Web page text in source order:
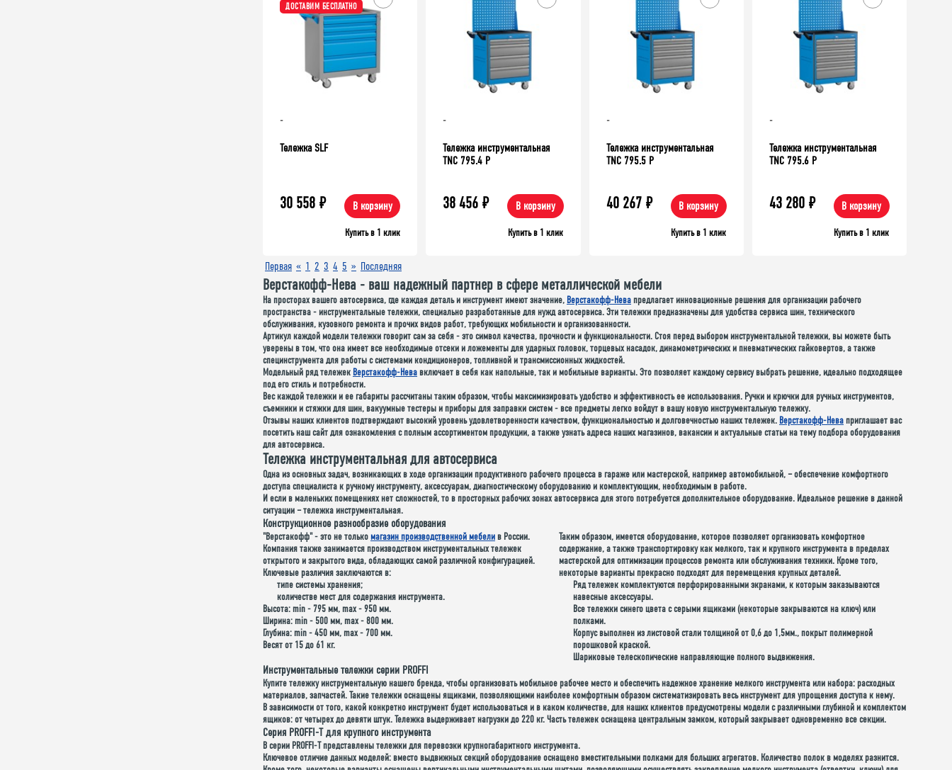
ДОСТАВИМ БЕСПЛАТНО
-
Тележка SLF
30 558 ₽ В корзину
Купить в 1 клик
-
Тележка инструментальная
TNC 795.4 P
38 456 ₽ В корзину
Купить в 1 клик
-
Тележка инструментальная
TNC 795.5 P
40 267 ₽ В корзину
Купить в 1 клик
-
Тележка инструментальная
TNC 795.6 P
43 280 ₽ В корзину
Купить в 1 клик
Первая « 1 2 3 4 5 » Последняя
Верстакофф-Нева - ваш надежный партнер в сфере металлической мебели
На просторах вашего автосервиса, где каждая деталь и инструмент имеют значение, Верстакофф-Невапредлагает инновационные решения для организации рабочего
пространства - инструментальные тележки, специально разработанные для нужд автосервиса. Эти тележки предназначены для удобства сервиса шин, технического
обслуживания, кузовного ремонта и прочих видов работ, требующих мобильности и организованности.
Артикул каждой модели тележки говорит сам за себя - это символ качества, прочности и функциональности. Стоя перед выбором инструментальной тележки, вы можете быть
уверены в том, что она имеет все необходимые отсеки и ложементы для ударных головок, торцевых насадок, динамометрических и пневматических гайковертов, а также
специнструмента для работы с системами кондиционеров, топливной и трансмиссионных жидкостей.
Модельный ряд тележек Верстакофф-Невавключает в себя как напольные, так и мобильные варианты. Это позволяет каждому сервису выбрать решение, идеально подходящее
под его стиль и потребности.
Вес каждой тележки и ее габариты рассчитаны таким образом, чтобы максимизировать удобство и эффективность ее использования. Ручки и крючки для ручных инструментов,
съемники и стяжки для шин, вакуумные тестеры и приборы для заправки систем - все предметы легко войдут в вашу новую инструментальную тележку.
Отзывы наших клиентов подтверждают высокий уровень удовлетворенности качеством, функциональностью и долговечностью наших тележек. Верстакофф-Неваприглашает вас
посетить наш сайт для ознакомления с полным ассортиментом продукции, а также узнать адреса наших магазинов, вакансии и актуальные статьи на тему подбора оборудования
для автосервиса.
Тележка инструментальная для автосервиса
Одна из основных задач, возникающих в ходе организации продуктивного рабочего процесса в гараже или мастерской, например автомобильной, – обеспечение комфортного
доступа специалиста к ручному инструменту, аксессуарам, диагностическому оборудованию и комплектующим, необходимым в работе.
И если в маленьких помещениях нет сложностей, то в просторных рабочих зонах автосервиса для этого потребуется дополнительное оборудование. Идеальное решение в данной
ситуации – тележка инструментальная.
Конструкционное разнообразие оборудования
"Верстакофф" - это не толькомагазин производственной мебелив России.
Компания также занимается производством инструментальных тележек
открытого и закрытого вида, обладающих самой различной конфигурацией.
Ключевые различия заключаются в:
типе системы хранения;
количестве мест для содержания инструмента.
Высота: min - 795 мм, max - 950 мм.
Ширина: min - 500 мм, max - 800 мм.
Глубина: min - 450 мм, max - 700 мм.
Весят от 15 до 61 кг.
Таким образом, имеется оборудование, которое позволяет организовать комфортное
содержание, а также транспортировку как мелкого, так и крупного инструмента в пределах
мастерской для оптимизации процессов ремонта или обслуживания техники. Кроме того,
некоторые варианты прекрасно подходят для перемещения крупных деталей.
Ряд тележек комплектуются перфорированными экранами, к которым заказываются
навесные аксессуары.
Все тележки синего цвета с серыми ящиками (некоторые закрываются на ключ) или
полками.
Корпус выполнен из листовой стали толщиной от 0,6 до 1,5мм., покрыт полимерной
порошковой краской.
Шариковые телескопические направляющие полного выдвижения.
Инструментальные тележки серии PROFFI
Купите тележку инструментальную нашего бренда, чтобы организовать мобильное рабочее место и обеспечить надежноехранение мелкого инструмента или набора:расходных
материалов, запчастей. Такие тележки оснащены ящиками, позволяющими наиболее комфортным образом систематизировать весь инструмент для упрощения доступа к нему.
В зависимости от того, какой конкретно инструмент будет использоваться и в каком количестве, для наших клиентов предусмотрены модели с различными глубиной и комплектом
ящиков: от четырех до девяти штук. Тележка выдерживает нагрузки до 220 кг. Часть тележек оснащена центральным замком, который закрывает одновременно все секции.
Серия PROFFI-T для крупного инструмента
В серии PROFFI-T представлены тележкидля перевозки крупногабаритного инструмента.
Ключевое отличие данных моделей: вместо выдвижных секций оборудование оснащено вместительными полками для больших агрегатов. Количество полок в моделях разнится.